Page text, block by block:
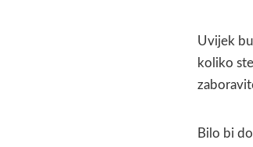
Uvijek
koliko
Bilo bi